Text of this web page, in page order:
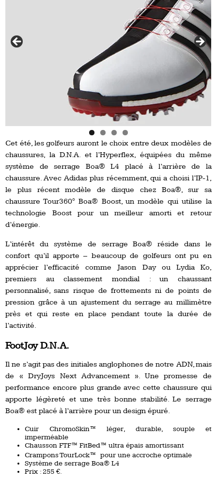
Cet été, les golfeurs auront le choix entre deux modèles de
chaussures, la D.N.A. et l’Hyperflex, équipées du même
système de serrage Boa® L4 placé à l’arrière de la
chaussure. Avec Adidas plus récemment, qui a choisi l’IP-1,
le plus récent modèle de disque chez Boa®, sur sa
chaussure Tour360° Boa® Boost, un modèle qui utilise la
technologie Boost pour un meilleur amorti et retour
d’énergie.
L’intérêt du système de serrage Boa® réside dans le
confort qu’il apporte – beaucoup de golfeurs ont pu en
apprécier l’efficacité comme Jason Day ou Lydia Ko,
premiers au classement mondial : un chaussant
personnalisé, sans risque de frottements ni de points de
pression grâce à un ajustement du serrage au millimètre
près et qui reste en place pendant toute la durée de
l’activité.
FootJoy D.N.A.
Il ne s’agit pas des initiales anglophones de notre ADN, mais
de « DryJoys Next Advancement ». Une promesse de
performance encore plus grande avec cette chaussure qui
apporte légèreté et une très bonne stabilité. Le serrage
Boa® est placé à l’arrière pour un design épuré.
Cuir ChromoSkin™ léger, durable, souple et
imperméable
Chausson FTF™ FitBed™ ultra épais amortissant
Crampons TourLock™ pour une accroche optimale
Système de serrage Boa® L4
Prix : 255 €.